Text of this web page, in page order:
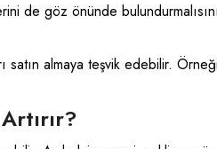
göz önünde
almaya teşvik edebilir.